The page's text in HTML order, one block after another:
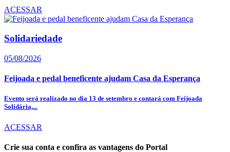
ACESSAR
Solidariedade
05/08/2026
Feijoada e pedal beneficente ajudam Casa da Esperança
Evento será realizado no dia 13 de setembro e contará com Feijoada
Solidária,...
ACESSAR
Crie sua conta e confira as vantagens do Portal